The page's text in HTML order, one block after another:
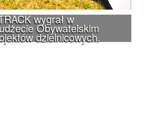
wygrał w
Obywatelskim
dzielnicowych.